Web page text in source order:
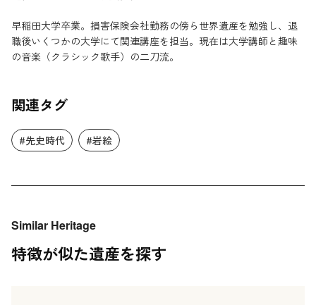
早稲田大学卒業。損害保険会社勤務の傍ら世界遺産を勉強し、退
職後いくつかの大学にて関連講座を担当。現在は大学講師と趣味
の音楽（クラシック歌手）の二刀流。
関連タグ
#先史時代 #岩絵
Similar Heritage
特徴が似た遺産を探す